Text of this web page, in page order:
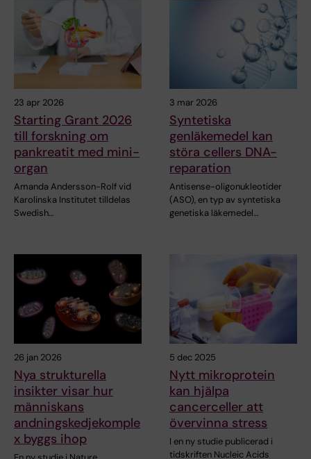
23 apr 2026
Starting Grant 2026
till forskning om
pankreatit med mini-
organ
Amanda Andersson-Rolf vid
Karolinska Institutet tilldelas
Swedish…
3 mar 2026
Syntetiska
genläkemedel kan
störa cellers DNA-
reparation
Antisense-oligonukleotider
(ASO), en typ av syntetiska
genetiska läkemedel…
26 jan 2026
Nya strukturella
insikter visar hur
människans
andningskedjekomple
x byggs ihop
5 dec 2025
Nytt mikroprotein
kan hjälpa
cancerceller att
övervinna stress
I en ny studie publicerad i
tidskriften Nucleic Acids